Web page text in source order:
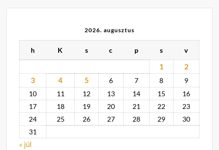
2026. augusztus
h K s c p s v
1
2
3
4 5 6 7 8
9
10
11 12 13 14 15
16
17
18 19 20 21 22
23
24
25 26 27 28 29
30
31
« júl